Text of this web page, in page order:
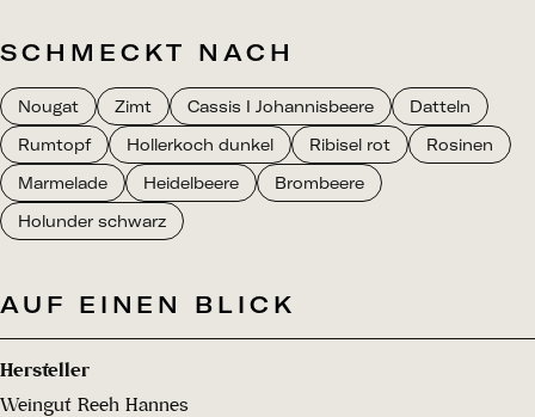
SCHMECKT NACH
Nougat Zimt Cassis I Johannisbeere
Datteln
Rumtopf
Hollerkoch dunkel Ribisel rot
Rosinen
Marmelade
Heidelbeere
Brombeere
Holunder schwarz
AUF EINEN BLICK
Hersteller
Weingut Reeh Hannes